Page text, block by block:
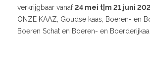
verkrijgbaar vanaf24 mei t|m 21 juni
ONZE KAAZ, Goudse kaas, Boeren- en
Boeren Schat en Boeren- en